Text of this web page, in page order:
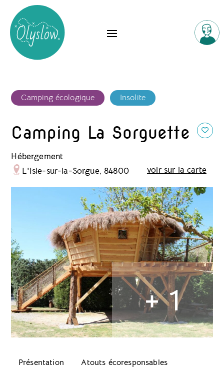
Camping écologique Insolite
Camping La Sorguette
Hébergement
L'Isle-sur-la-Sorgue, 84800
voir sur la carte
+ 1
Présentation Atouts écoresponsables